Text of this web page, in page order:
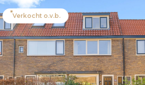
Verkocht o.v.b.